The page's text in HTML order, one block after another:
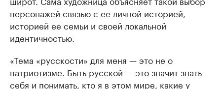
персонажей связью с ее личной историей,
историей ее семьи и своей локальной
идентичностью.
«Тема «русскости» для меня — это не о
патриотизме. Быть русской — это значит знать
себя и понимать, кто я в этом мире, какие у